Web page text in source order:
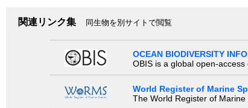
関連リンク集 同生物を別サイトで閲覧
OCEAN BIODIVERSITY
OBIS is a global open-
World Register of Marine
The World Register of